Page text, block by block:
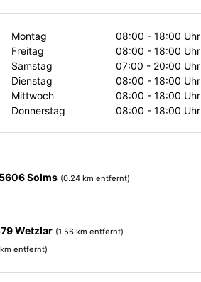
Montag
08:00 - 18:00 Uhr
Freitag
08:00 - 18:00 Uhr
Samstag
07:00 - 20:00 Uhr
Dienstag
08:00 - 18:00 Uhr
Mittwoch
08:00 - 18:00 Uhr
Donnerstag
08:00 - 18:00 Uhr
Solms (0.24 km entfernt)
Wetzlar (1.56 km entfernt)
entfernt)